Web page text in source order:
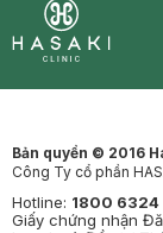
Bản quyền © 2016
Công Ty cổ phần
Hotline: 1800 6324
Giấy chứng nhận